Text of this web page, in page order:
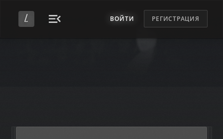
ВОЙТИ РЕГИСТРАЦИЯ